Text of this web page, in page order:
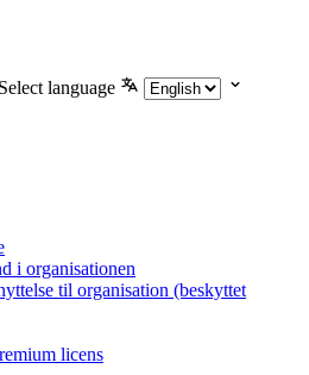
Select language
i organisationen
til organisation (beskyttet
licens